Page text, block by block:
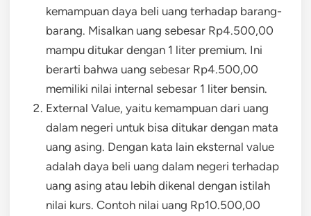
kemampuan daya beli uang terhadap barang-
barang. Misalkan uang sebesar Rp4.500,00
mampu ditukar dengan 1 liter premium. Ini
berarti bahwa uang sebesar Rp4.500,00
memiliki nilai internal sebesar 1 liter bensin.
External Value, yaitu kemampuan dari uang
dalam negeri untuk bisa ditukar dengan mata
uang asing. Dengan kata lain eksternal value
adalah daya beli uang dalam negeri terhadap
uang asing atau lebih dikenal dengan istilah
nilai kurs. Contoh nilai uang Rp10.500,00